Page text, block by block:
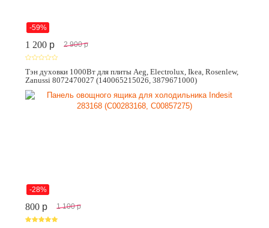
-59%
1 200 p 2 900 p
Тэн духовки 1000Вт для плиты Aeg, Electrolux, Ikea, Rosenlew,
Zanussi 8072470027 (140065215026, 3879671000)
-28%
800 p 1 100 p